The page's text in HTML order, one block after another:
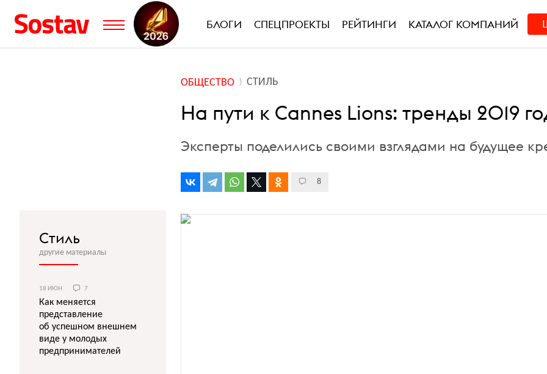
БЛОГИ СПЕЦПРОЕКТЫ РЕЙТИНГИ КАТАЛОГ КОМПАНИЙ
ОБЩЕСТВО СТИЛЬ
На пути к Cannes Lions: тренды 2019
Эксперты поделились своими взглядами на будущее
8
Стиль
другие материалы
18 ИЮН 7
Как меняется
представление
об успешном внешнем
виде у молодых
предпринимателей